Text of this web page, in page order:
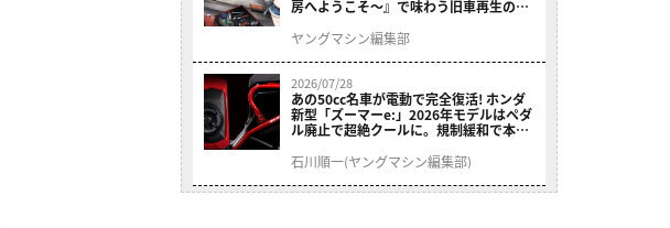
房へようこそ～』で味わう旧車再生のロ
ヤングマシン編集部
2026/07/28
あの50cc名車が電動で完全復活! ホンダ
新型「ズーマーe:」2026年モデルはペダ
ル廃止で超絶クールに。規制緩和で本来
石川順一(ヤングマシン編集部)